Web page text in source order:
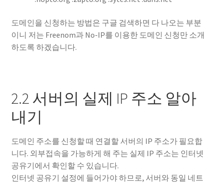
도메인을 신청하는 방법은 구글 검색하면 다 나오는 부분
이니 저는 Freenom과 No-IP를 이용한 도메인 신청만 소개
하도록 하겠습니다.
2.2 서버의 실제 IP 주소 알아
내기
도메인 주소를 신청할 때 연결할 서버의 IP 주소가 필요합
니다. 외부접속을 가능하게 해 주는 실제 IP 주소는 인터넷
공유기에서 확인할 수 있습니다.
인터넷 공유기 설정에 들어가야 하므로, 서버와 동일 네트